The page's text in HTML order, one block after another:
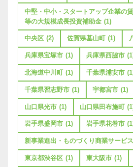
中堅・中小・スタートアップ企業の
等の大規模成長投資補助金 (1)
中央区 (2) 佐賀県基山町 (1)
兵庫県宝塚市 (1) 兵庫県西脇市
北海道中川町 (1) 千葉県浦安市
千葉県習志野市 (1) 宇都宮市 (1)
山口県光市 (1) 山口県田布施町
岩手県盛岡市 (1) 岩手県花巻市
新事業進出・ものづくり商業サービ
東京都渋谷区 (1) 東大阪市 (1)